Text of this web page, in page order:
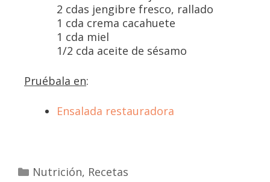
2 cdas jengibre fresco, rallado
1 cda crema cacahuete
1 cda miel
1/2 cda aceite de sésamo
Pruébala en:
Ensalada restauradora
Nutrición, Recetas